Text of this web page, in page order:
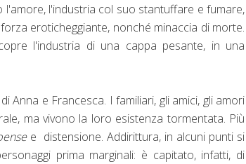
l'industria col suo stantuffare e fumare,
eroticheggiante, nonché minaccia di morte.
l'industria di una cappa pesante, in una
Anna e Francesca. I familiari, gli amici, gli amori
ma vivono la loro esistenza tormentata. Più
e distensione. Addirittura, in alcuni punti si
prima marginali: è capitato, infatti, di